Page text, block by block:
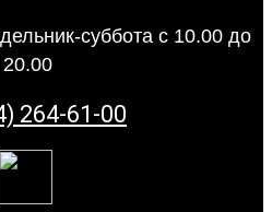
суббота с 10.00 до
20.00
264-61-00